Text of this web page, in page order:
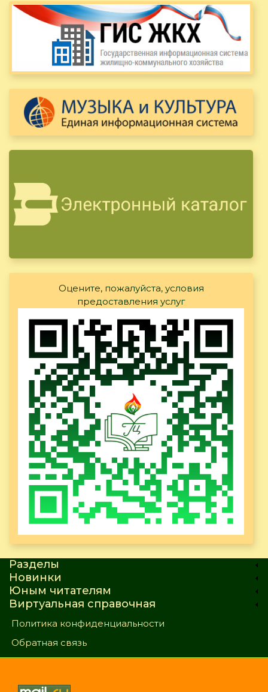
Оцените, пожалуйста, условия
предоставления услуг
Разделы
Новинки
Юным читателям
Виртуальная справочная
Политика конфиденциальности
Обратная связь